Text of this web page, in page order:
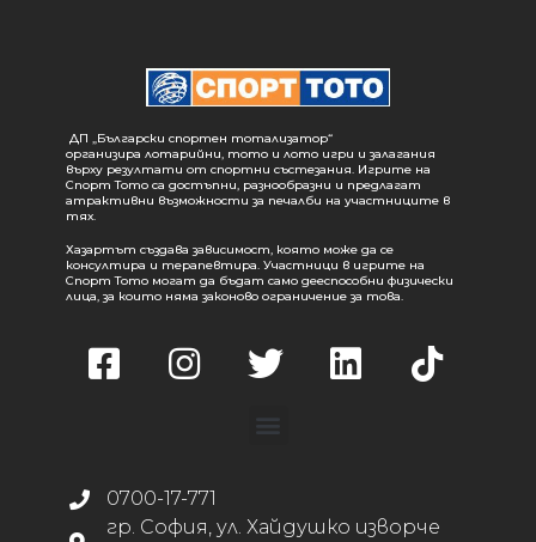
ДП „Български спортен тотализатор“
организира лотарийни, тото и лото игри и залагания
върху резултати от спортни състезания. Игрите на
Спорт Тото са достъпни, разнообразни и предлагат
атрактивни възможности за печалби на участниците в
тях.
Хазартът създава зависимост, която може да се
консултира и терапевтира. Участници в игрите на
Спорт Тото могат да бъдат само дееспособни физически
лица, за които няма законово ограничение за това.
0700-17-771
гр. София, ул. Хайдушко изворче